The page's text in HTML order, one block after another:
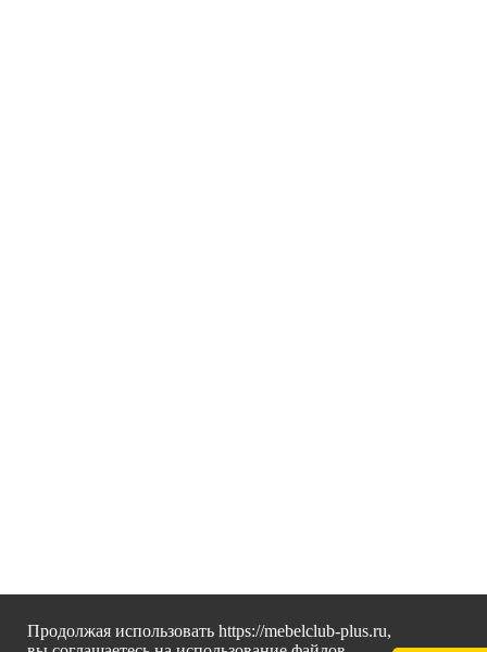
Продолжая использовать https://mebelclub-plus.ru,